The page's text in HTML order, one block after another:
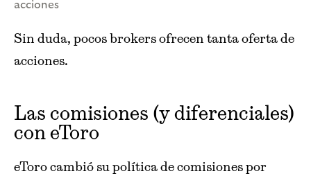
acciones
Sin duda, pocos brokers ofrecen tanta oferta de
acciones.
Las comisiones (y diferenciales)
con eToro
eToro cambió su política de comisiones por